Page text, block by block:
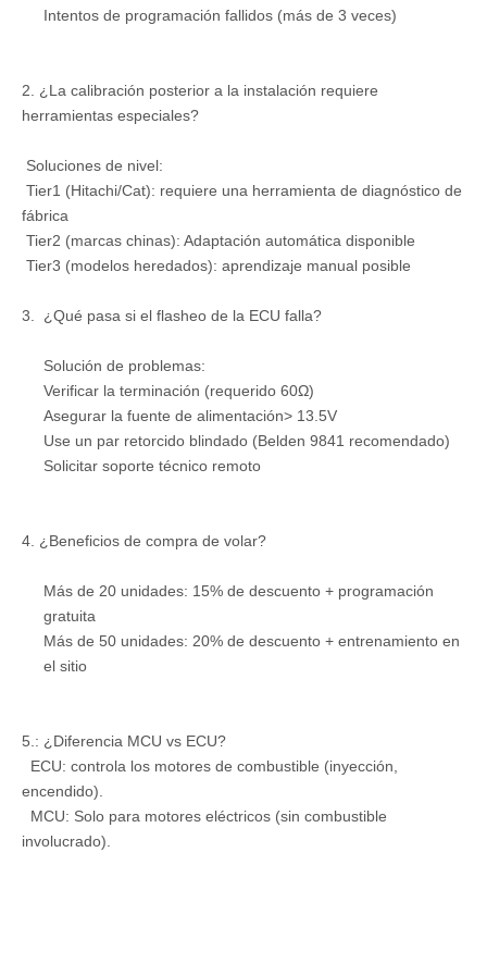
Intentos de programación fallidos (más de 3 veces)
2. ¿La calibración posterior a la instalación requiere
herramientas especiales?
Soluciones de nivel:
Tier1 (Hitachi/Cat): requiere una herramienta de diagnóstico de
fábrica
Tier2 (marcas chinas): Adaptación automática disponible
Tier3 (modelos heredados): aprendizaje manual posible
3. ¿Qué pasa si el flasheo de la ECU falla?
Solución de problemas:
Verificar la terminación (requerido 60Ω)
Asegurar la fuente de alimentación> 13.5V
Use un par retorcido blindado (Belden 9841 recomendado)
Solicitar soporte técnico remoto
4. ¿Beneficios de compra de volar?
Más de 20 unidades: 15% de descuento + programación
gratuita
Más de 50 unidades: 20% de descuento + entrenamiento en
el sitio
5.: ¿Diferencia MCU vs ECU?
ECU: controla los motores de combustible (inyección,
encendido).
MCU: Solo para motores eléctricos (sin combustible
involucrado).